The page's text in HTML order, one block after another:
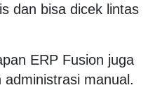
dan bisa dicek lintas
ERP Fusion juga
manual.